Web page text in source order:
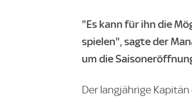
"Es kann für ihn die
spielen", sagte der
um die
Der langjährige Kapitän